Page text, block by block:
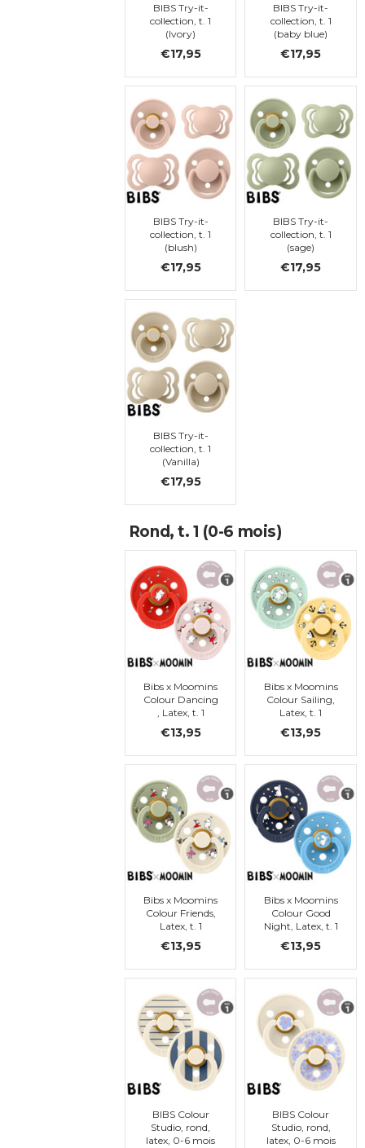
BIBS Try-it-
collection, t. 1
(Ivory)
€17,95
BIBS Try-it-
collection, t. 1
(baby blue)
€17,95
BIBS Try-it-
collection, t. 1
(blush)
€17,95
BIBS Try-it-
collection, t. 1
(sage)
€17,95
BIBS Try-it-
collection, t. 1
(Vanilla)
€17,95
Rond, t. 1 (0-6 mois)
Bibs x Moomins
Colour Dancing
, Latex, t. 1
€13,95
Bibs x Moomins
Colour Sailing,
Latex, t. 1
€13,95
Bibs x Moomins
Colour Friends,
Latex, t. 1
€13,95
Bibs x Moomins
Colour Good
Night, Latex, t. 1
€13,95
BIBS Colour
Studio, rond,
latex, 0-6 mois
BIBS Colour
Studio, rond,
latex, 0-6 mois